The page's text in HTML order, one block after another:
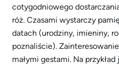
cotygodniowego
róż. Czasami wystarczy
datach (urodziny, imieniny,
poznaliście).
małymi gestami. Na